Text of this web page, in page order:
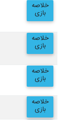
خلاصه
بازی
خلاصه
بازی
خلاصه
بازی
خلاصه
بازی